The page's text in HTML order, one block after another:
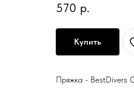
570 р.
Купить
Пряжка - BestDivers